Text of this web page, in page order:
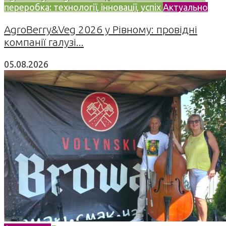
переробка: технології, інновації, успіх Актуально
AgroBerry&Veg 2026 у Рівному: провідні
компанії галузі...
05.08.2026